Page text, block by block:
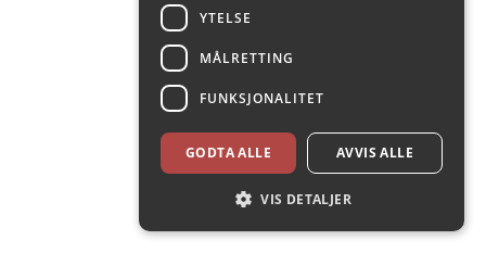
YTELSE
MÅLRETTING
FUNKSJONALITET
GODTA ALLE AVVIS ALLE
VIS DETALJER